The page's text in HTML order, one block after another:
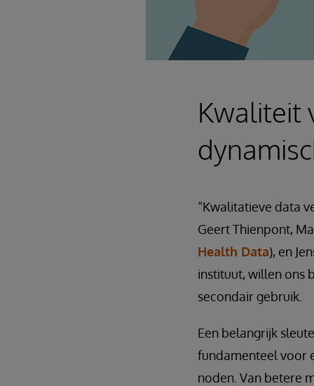
Kwaliteit
“Kwalitatieve data
Geert Thienpont,
Health Data), en
instituut, willen ons
secondair gebruik.
Een belangrijk
fundamenteel voor
noden. Van betere